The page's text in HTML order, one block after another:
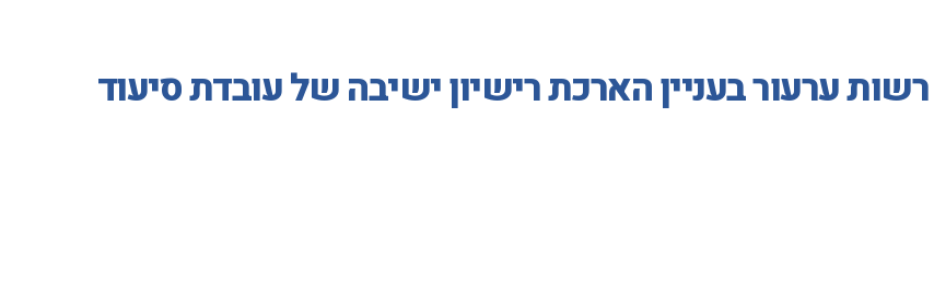
ערעור בעניין הארכת רישיון ישיבה של עובדת סיעוד